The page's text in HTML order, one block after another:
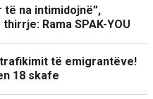
të na intimidojnë”,
Rama SPAK-YOU
të emigrantëve!
18 skafe